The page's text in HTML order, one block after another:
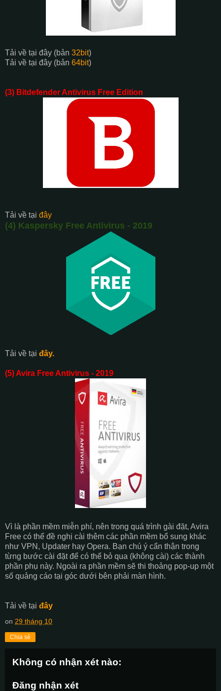
Tải về tại đây (bản 32bit)
Tải về tại đây (bản 64bit)
(3) Bitdefender Antivirus Free Edition
Tải về tại đây
(4) Kaspersky Free Antivirus - 2019
Tải về tại đây.
(5) Avira Free Antivirus - 2019
Vì là phần mềm miễn phí, nên trong quá trình gài đặt, Avira
Free có thể đề nghị cài thêm các phần mềm bổ sung khác
như VPN, Updater hay Opera. Bạn chú ý cẩn thận trong
từng bước cài đặt để có thể bỏ qua (không cài) các thành
phần phụ này. Ngoài ra phần mềm sẽ thi thoảng pop-up một
số quảng cáo tại góc dưới bên phải màn hình.
Tải về tại đây
on 29 tháng 10
Chia sẻ
Không có nhận xét nào:
Đăng nhận xét